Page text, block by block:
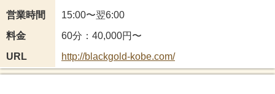
営業時間
15:00〜翌6:00
料金
60分：40,000円〜
URL
http://blackgold-kobe.com/